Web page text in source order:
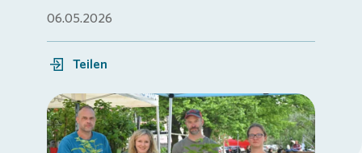
Meine Stadt
Login
06.05.2026
Teilen